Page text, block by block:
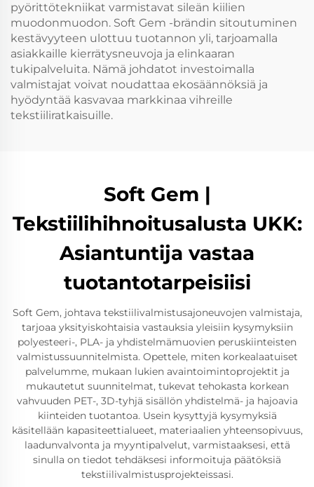
pyörittötekniikat varmistavat sileän kiilien
muodonmuodon. Soft Gem -brändin sitoutuminen
kestävyyteen ulottuu tuotannon yli, tarjoamalla
asiakkaille kierrätysneuvoja ja elinkaaran
tukipalveluita. Nämä johdatot investoimalla
valmistajat voivat noudattaa ekosäännöksiä ja
hyödyntää kasvavaa markkinaa vihreille
tekstiiliratkaisuille.
Soft Gem |
Tekstiilihihnoitusalusta UKK:
Asiantuntija vastaa
tuotantotarpeisiisi
Soft Gem, johtava tekstiilivalmistusajoneuvojen valmistaja,
tarjoaa yksityiskohtaisia vastauksia yleisiin kysymyksiin
polyesteeri-, PLA- ja yhdistelmämuovien peruskiinteisten
valmistussuunnitelmista. Opettele, miten korkealaatuiset
palvelumme, mukaan lukien avaintoimintoprojektit ja
mukautetut suunnitelmat, tukevat tehokasta korkean
vahvuuden PET-, 3D-tyhjä sisällön yhdistelmä- ja hajoavia
kiinteiden tuotantoa. Usein kysyttyjä kysymyksiä
käsitellään kapasiteettialueet, materiaalien yhteensopivuus,
laadunvalvonta ja myyntipalvelut, varmistaaksesi, että
sinulla on tiedot tehdäksesi informoituja päätöksiä
tekstiilivalmistusprojekteissasi.